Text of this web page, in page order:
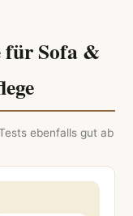
für Sofa &
ebenfalls gut ab